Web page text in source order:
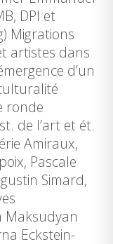
DPI et
Migrations
artistes dans
d’un
ronde
de l’art et ét.
Amiraux,
Pascale
Simard,
Maksudyan
Eckstein-